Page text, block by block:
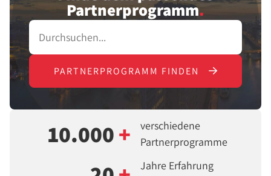
Partnerprogramm.
PARTNERPROGRAMM FINDEN
10.000+
verschiedene
Partnerprogramme
Jahre Erfahrung